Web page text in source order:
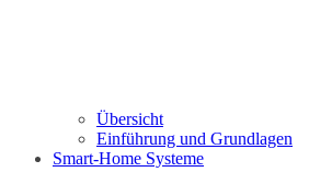
Übersicht
Einführung und Grundlagen
Smart-Home Systeme